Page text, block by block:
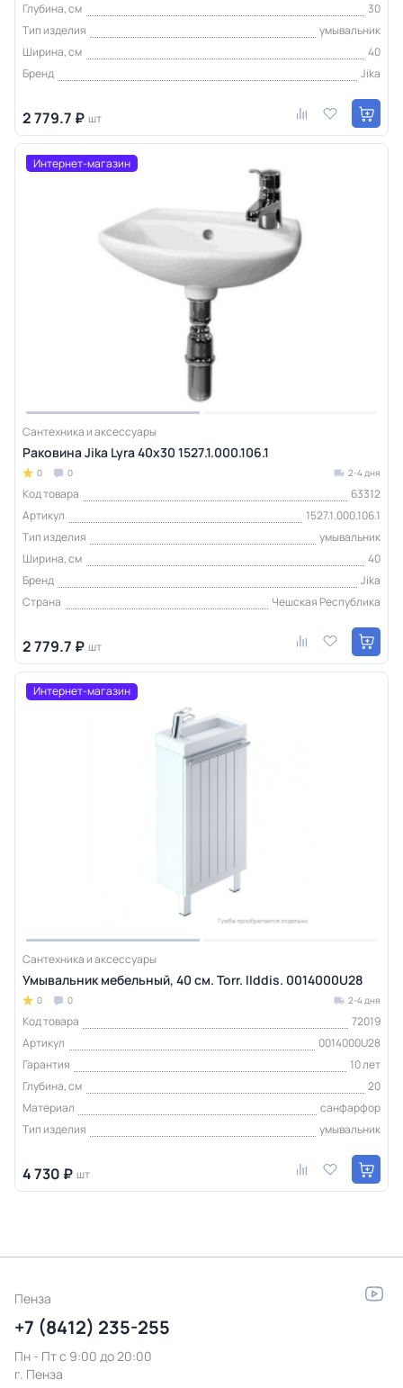
Глубина, см
30
Тип изделия
умывальник
Ширина, см
40
Бренд
Jika
2 779.7 ₽ шт
Интернет-магазин
Сантехника и аксессуары
Раковина Jika Lyra 40x30 1527.1.000.106.1
0 0 2-4 дня
Код товара
63312
Артикул
1527.1.000.106.1
Тип изделия
умывальник
Ширина, см
40
Бренд
Jika
Страна
Чешская Республика
2 779.7 ₽ шт
Интернет-магазин
Сантехника и аксессуары
Умывальник мебельный, 40 см. Torr. IIddis. 0014000U28
0 0 2-4 дня
Код товара
72019
Артикул
0014000U28
Гарантия
10 лет
Глубина, см
20
Материал
санфарфор
Тип изделия
умывальник
4 730 ₽ шт
Пенза
+7 (8412) 235-255
Пн - Пт c 9:00 до 20:00
г. Пенза